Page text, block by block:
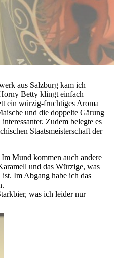
aus Salzburg kam ich
Betty klingt einfach
ein würzig-fruchtiges Aroma
und die doppelte Gärung
Zudem belegte es
Staatsmeisterschaft der
Mund kommen auch andere
und das Würzige, was
Im Abgang habe ich das
was ich leider nur